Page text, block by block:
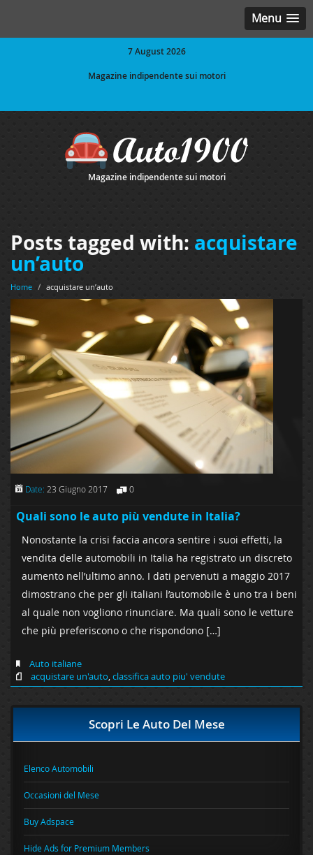
Menu
7 August 2026
Magazine indipendente sui motori
Magazine indipendente sui motori
Posts tagged with: acquistare
un’auto
Home / acquistare un’auto
Date: 23 Giugno 2017 0
Quali sono le auto più vendute in Italia?
Nonostante la crisi faccia ancora sentire i suoi effetti, la
vendita delle automobili in Italia ha registrato un discreto
aumento nell’ultimo anno. I dati pervenuti a maggio 2017
dimostrano che per gli italiani l’automobile è uno tra i beni
al quale non vogliono rinunciare. Ma quali sono le vetture
che più preferiscono o che rispondono […]
Auto italiane
acquistare un'auto,classifica auto piu' vendute
Scopri Le Auto Del Mese
Elenco Automobili
Occasioni del Mese
Buy Adspace
Hide Ads for Premium Members